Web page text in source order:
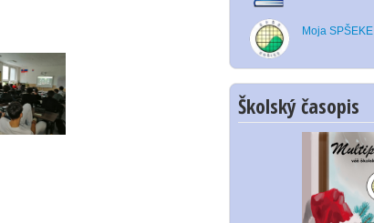
Moja SPŠEKE
Školský časopis